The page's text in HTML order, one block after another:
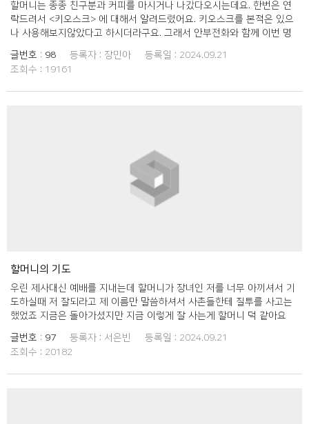
할머니는 종종 친구분과 커피를 마시거나 나갔다오시는데요. 한번은 연
락드려서 <키오스크> 에 대해서 알려드렸어요. 키오스크를 본적은 있으
나 사용해보지않았다고 하시더라구요. 그래서 안부전화와 함께 이번 명
하고 터치와 넘기는것은 어려워하셨으나 주로 드시는 커피와 티종류를
터치하고 카드넣는것은 잘하게 되셨어요!! 할머니 . 할아버지가 더욱 편하
게 키오스크와 가게도 이용하시고 잘 지내시면 좋겠습니다. 자주 연락드
글번호 : 98 등록자 : 장민아 등록일 : 2024.09.21
조회수 : 19161
할머니의 기도
우린 제사대신 예배를 지내는데 할머니가 장녀인 저를 너무 아끼셔서 기
도하실때 저 잘되라고 제 이름만 말씀하셔서 사촌들한테 질투를 사고는
했었죠 지금은 돌아가셨지만 지금 이렇게 잘 사는게 할머니 덕 같아요
글번호 : 97 등록자 : 서은빈 등록일 : 2024.09.21
조회수 : 20182